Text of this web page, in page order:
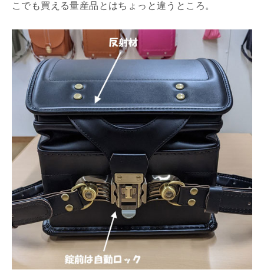
こでも買える量産品とはちょっと違うところ。